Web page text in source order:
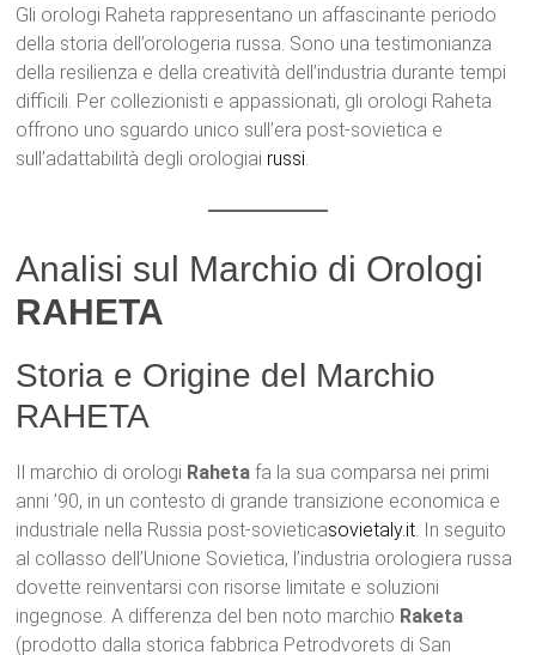
Gli orologi Raheta rappresentano un affascinante periodo
della storia dell’orologeria russa. Sono una testimonianza
della resilienza e della creatività dell’industria durante tempi
difficili. Per collezionisti e appassionati, gli orologi Raheta
offrono uno sguardo unico sull’era post-sovietica e
sull’adattabilità degli orologiai russi.
Analisi sul Marchio di Orologi
RAHETA
Storia e Origine del Marchio
RAHETA
Il marchio di orologi Raheta fa la sua comparsa nei primi
anni ’90, in un contesto di grande transizione economica e
industriale nella Russia post-sovieticasovietaly.it. In seguito
al collasso dell’Unione Sovietica, l’industria orologiera russa
dovette reinventarsi con risorse limitate e soluzioni
ingegnose. A differenza del ben noto marchio Raketa
(prodotto dalla storica fabbrica Petrodvorets di San